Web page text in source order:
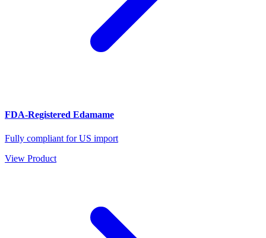
FDA-Registered Edamame
Fully compliant for US import
View Product